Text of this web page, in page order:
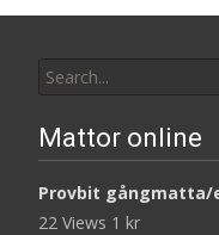
for:
Mattor online
Provbit
22 Views 1 kr